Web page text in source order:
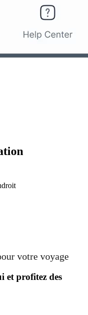
votre voyage
et profitez des